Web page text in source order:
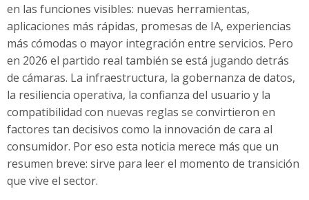
en las funciones visibles: nuevas herramientas,
aplicaciones más rápidas, promesas de IA, experiencias
más cómodas o mayor integración entre servicios. Pero
en 2026 el partido real también se está jugando detrás
de cámaras. La infraestructura, la gobernanza de datos,
la resiliencia operativa, la confianza del usuario y la
compatibilidad con nuevas reglas se convirtieron en
factores tan decisivos como la innovación de cara al
consumidor. Por eso esta noticia merece más que un
resumen breve: sirve para leer el momento de transición
que vive el sector.